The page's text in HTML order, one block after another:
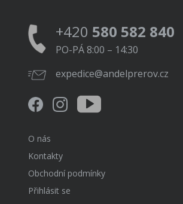
+420 580 582 840
PO-PÁ 8:00 – 14:30
expedice@andelprerov.cz
O nás
Kontakty
Obchodní podmínky
Přihlásit se